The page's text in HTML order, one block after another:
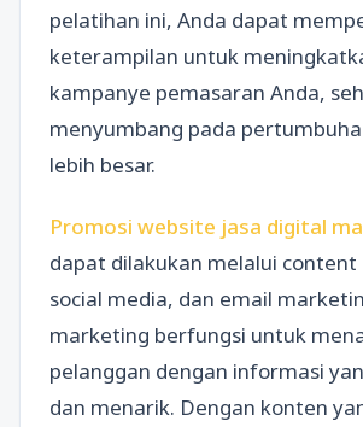
pelatihan ini, Anda dapat
keterampilan untuk
kampanye pemasaran Anda,
menyumbang pada
lebih besar.
Promosi website jasa digital
dapat dilakukan melalui
social media, dan email
marketing berfungsi untuk
pelanggan dengan informasi
dan menarik. Dengan konten